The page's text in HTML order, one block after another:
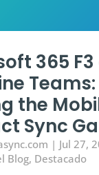
365
Teams:
the
Sync
| Jul 27,
Blog, Destacado